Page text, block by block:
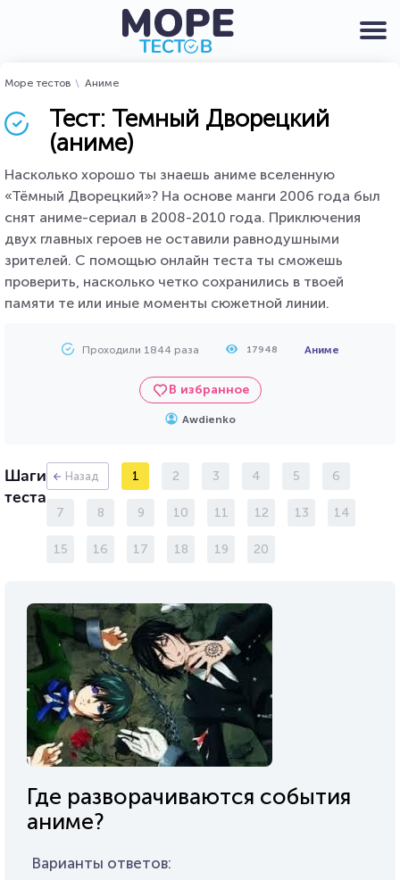
Море тестов Аниме
Тест: Темный Дворецкий
(аниме)
Насколько хорошо ты знаешь аниме вселенную
«Тёмный Дворецкий»? На основе манги 2006 года был
снят аниме-сериал в 2008-2010 года. Приключения
двух главных героев не оставили равнодушными
зрителей. С помощью онлайн теста ты сможешь
проверить, насколько четко сохранились в твоей
памяти те или иные моменты сюжетной линии.
Проходили 1844 раза 17948 Аниме
В избранное
Awdienko
Шаги
теста
Назад 1 2 3 4 5 6
7 8 9 10 11 12 13 14
15 16 17 18 19 20
Где разворачиваются события
аниме?
Варианты ответов: